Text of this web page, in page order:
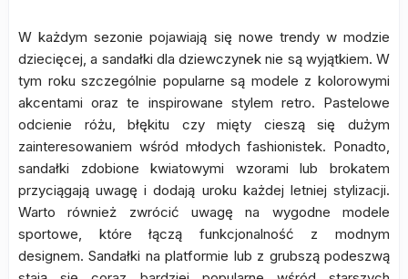
W każdym sezonie pojawiają się nowe trendy w modzie
dziecięcej, a sandałki dla dziewczynek nie są wyjątkiem. W
tym roku szczególnie popularne są modele z kolorowymi
akcentami oraz te inspirowane stylem retro. Pastelowe
odcienie różu, błękitu czy mięty cieszą się dużym
zainteresowaniem wśród młodych fashionistek. Ponadto,
sandałki zdobione kwiatowymi wzorami lub brokatem
przyciągają uwagę i dodają uroku każdej letniej stylizacji.
Warto również zwrócić uwagę na wygodne modele
sportowe, które łączą funkcjonalność z modnym
designem. Sandałki na platformie lub z grubszą podeszwą